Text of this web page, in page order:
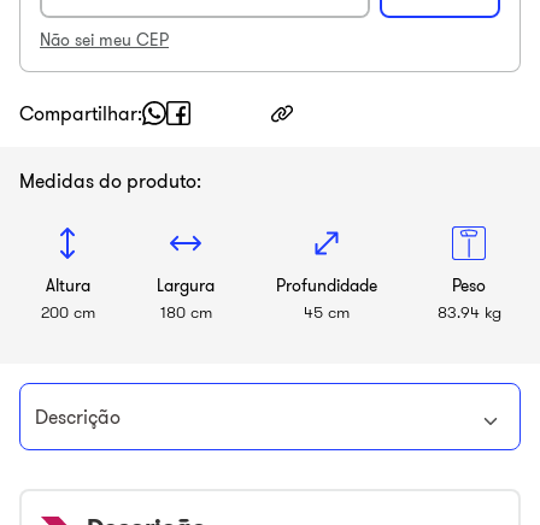
Não sei meu CEP
Compartilhar
Medidas do produto:
Altura
200 cm
Largura
180 cm
Profundidade
45 cm
Peso
83.94 kg
Descrição